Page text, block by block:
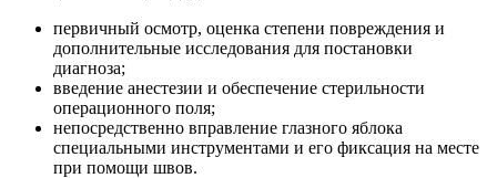
первичный осмотр, оценка степени повреждения и
дополнительные исследования для постановки
диагноза;
введение анестезии и обеспечение стерильности
операционного поля;
непосредственно вправление глазного яблока
специальными инструментами и его фиксация на месте
при помощи швов.